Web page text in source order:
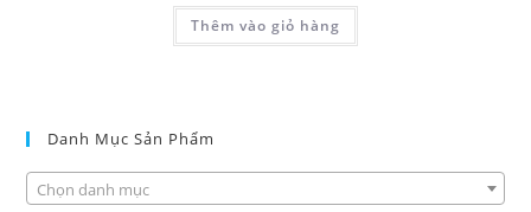
Thêm vào giỏ hàng
Danh Mục Sản Phẩm
Chọn danh mục